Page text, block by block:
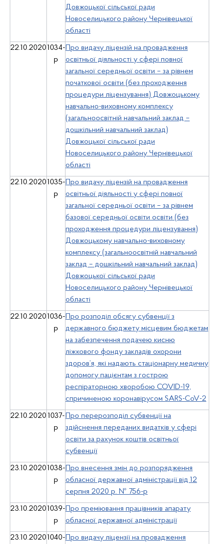
Довжоцької сільської ради
Новоселицького району Чернівецької
області
22.10.20201034-
р
Про видачу ліцензій на провадження
освітньої діяльності у сфері повної
загальної середньої освіти – за рівнем
початкової освіти (без проходження
процедури ліцензування) Довжоцькому
навчально-виховному комплексу
(загальноосвітній навчальний заклад –
дошкільний навчальний заклад)
Довжоцької сільської ради
Новоселицького району Чернівецької
області
22.10.20201035-
р
Про видачу ліцензій на провадження
освітньої діяльності у сфері повної
загальної середньої освіти – за рівнем
базової середньої освіти освіти (без
проходження процедури ліцензування)
Довжоцькому навчально-виховному
комплексу (загальноосвітній навчальний
заклад – дошкільний навчальний заклад)
Довжоцької сільської ради
Новоселицького району Чернівецької
області
22.10.20201036-
р
Про розподіл обсягу субвенції з
державного бюджету місцевим бюджетам
на забезпечення подачею кисню
ліжкового фонду закладів охорони
здоров’я, які надають стаціонарну медичну
допомогу пацієнтам з гострою
респіраторною хворобою COVID-19,
спричиненою коронавірусом SARS-CoV-2
22.10.2020 1037-
р
Про перерозподіл субвенції на
здійснення переданих видатків у сфері
освіти за рахунок коштів освітньої
субвенції
23.10.20201038-
р
Про внесення змін до розпорядження
обласної державної адміністрації від 12
серпня 2020 р. № 756-р
23.10.20201039-
р
Про преміювання працівників апарату
обласної державної адміністрації
23.10.20201040- Про видачу ліцензії на провадження